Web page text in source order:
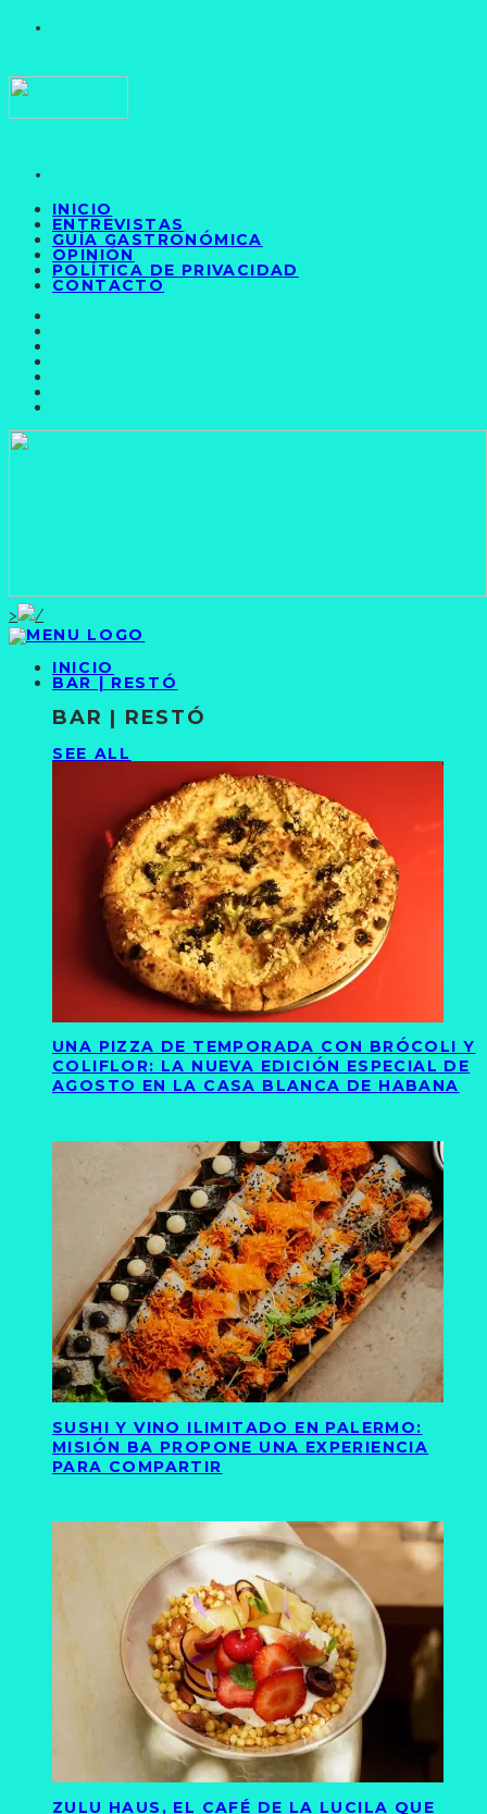
INICIO
ENTREVISTAS
GUÍA GASTRONÓMICA
OPINIÓN
POLÍTICA DE PRIVACIDAD
CONTACTO
>
INICIO
BAR | RESTÓ
BAR | RESTÓ
SEE ALL
UNA PIZZA DE TEMPORADA CON BRÓCOLI Y
COLIFLOR: LA NUEVA EDICIÓN ESPECIAL DE
AGOSTO EN LA CASA BLANCA DE HABANA
SUSHI Y VINO ILIMITADO EN PALERMO:
MISIÓN BA PROPONE UNA EXPERIENCIA
PARA COMPARTIR
ZULU HAUS, EL CAFÉ DE LA LUCILA QUE